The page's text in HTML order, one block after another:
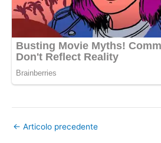
← Articolo precedente